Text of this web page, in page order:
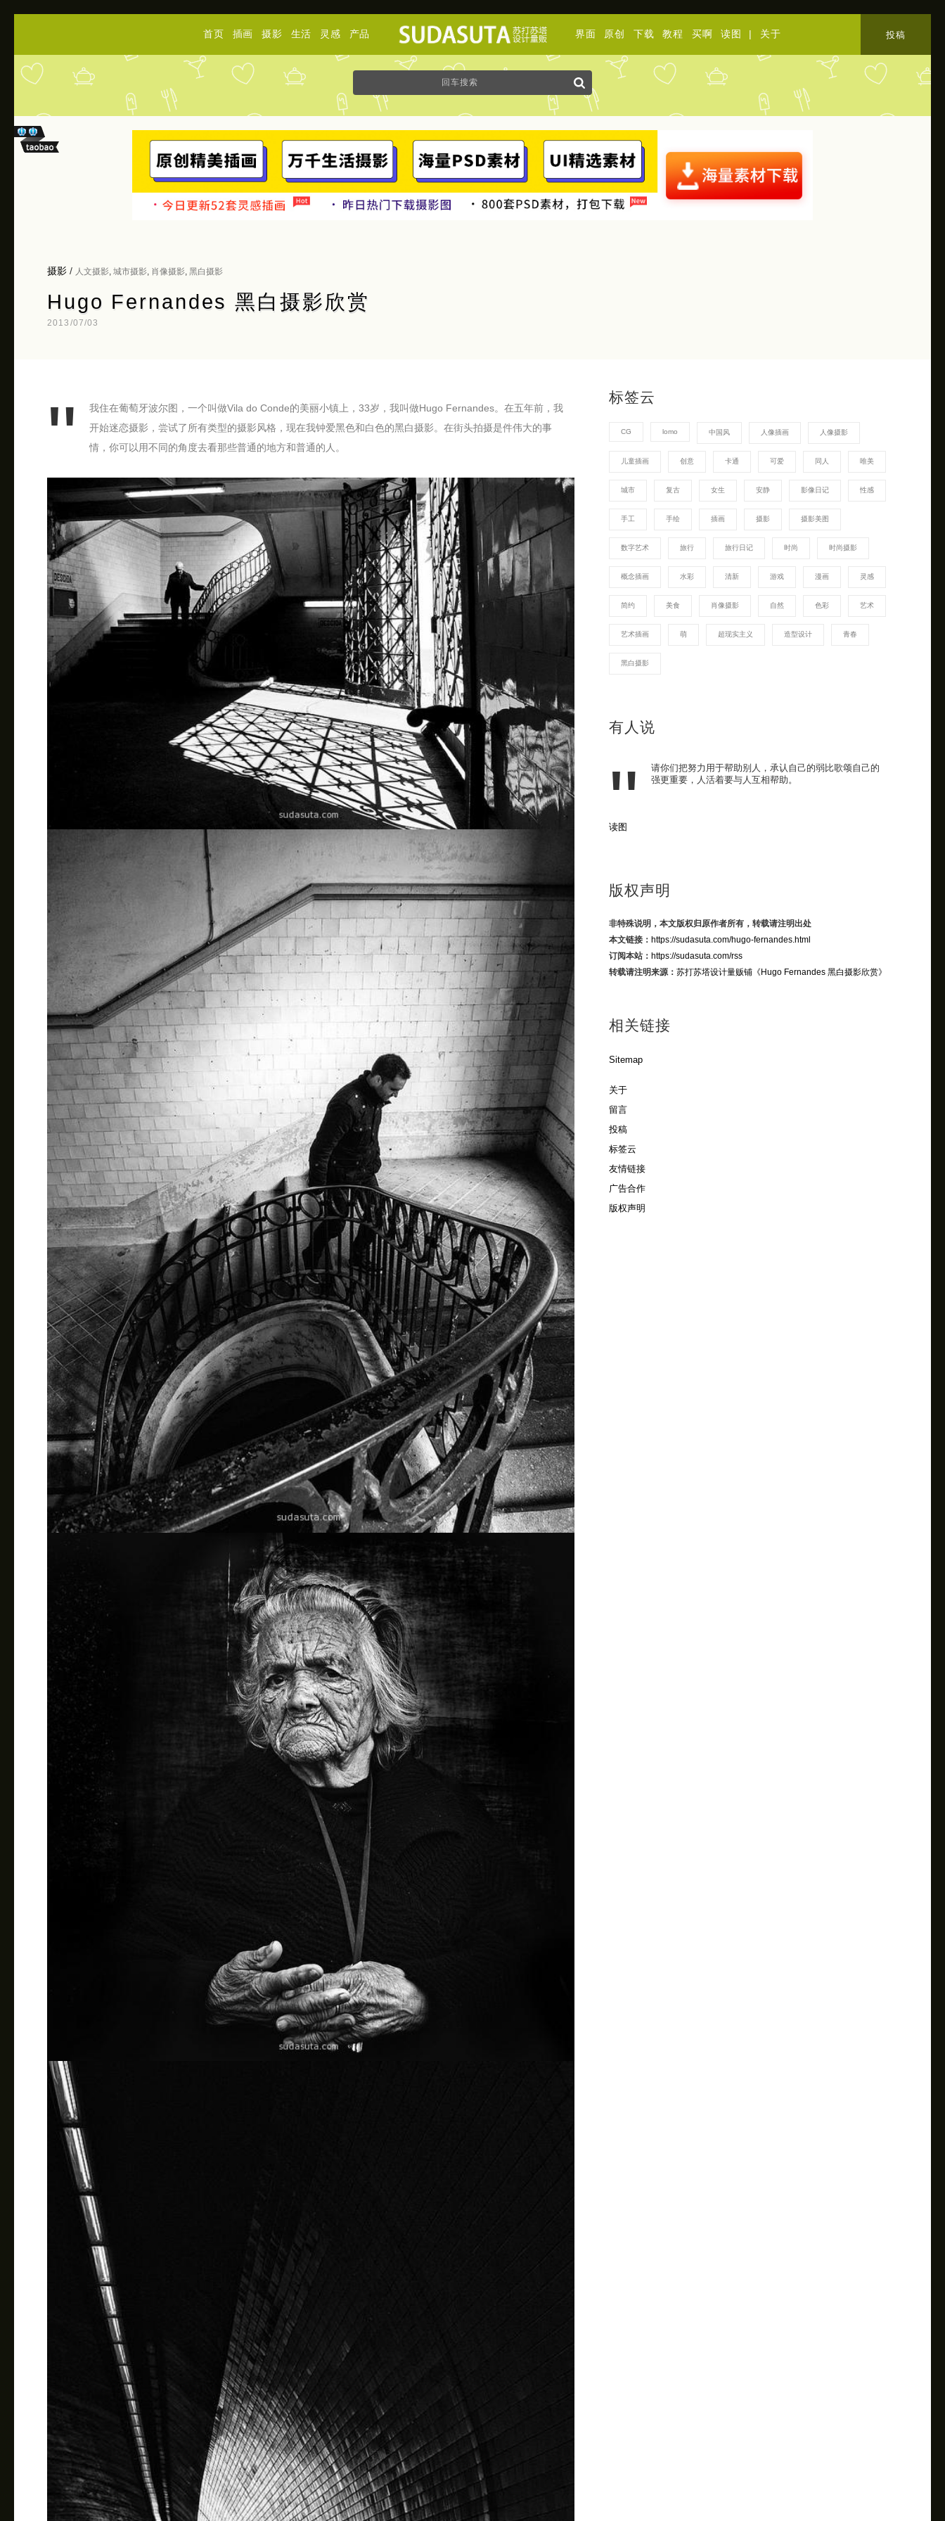
首页 插画 摄影 生活 灵感 产品 界面 原创 下载 教程 买啊 读图 | 关于 投稿
摄影 / 人文摄影 城市摄影 肖像摄影 黑白摄影
Hugo Fernandes 黑白摄影欣赏
2013/07/03
我住在葡萄牙波尔图，一个叫做Vila do Conde的美丽小镇上，33岁，我叫做Hugo Fernandes。在五年前，我
开始迷恋摄影，尝试了所有类型的摄影风格，现在我钟爱黑色和白色的黑白摄影。在街头拍摄是件伟大的事
情，你可以用不同的角度去看那些普通的地方和普通的人。
标签云
CG lomo 中国风 人像插画 人像摄影
儿童插画 创意 卡通 可爱 同人 唯美
城市 复古 女生 安静 影像日记 性感
手工 手绘 插画 摄影 摄影美图
数字艺术 旅行 旅行日记 时尚 时尚摄影
概念插画 水彩 清新 游戏 漫画 灵感
简约 美食 肖像摄影 自然 色彩 艺术
艺术插画 萌 超现实主义 造型设计 青春
黑白摄影
有人说
请你们把努力用于帮助别人，承认自己的弱比歌颂自己的
强更重要，人活着要与人互相帮助。
读图
版权声明
非特殊说明，本文版权归原作者所有，转载请注明出处
本文链接： https://sudasuta.com/hugo-fernandes.html
订阅本站： https://sudasuta.com/rss
转载请注明来源： 苏打苏塔设计量贩铺《Hugo Fernandes 黑白摄影欣赏》
相关链接
Sitemap
关于
留言
投稿
标签云
友情链接
广告合作
版权声明